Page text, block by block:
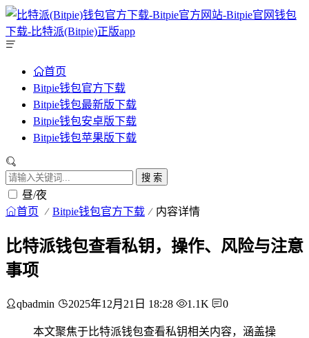
首页
Bitpie钱包官方下载
Bitpie钱包最新版下载
Bitpie钱包安卓版下载
Bitpie钱包苹果版下载
搜 索
昼/夜
首页 Bitpie钱包官方下载 内容详情
比特派钱包查看私钥，操作、风险与注意
事项
qbadmin 2025年12月21日 18:28 1.1K 0
本文聚焦于比特派钱包查看私钥相关内容，涵盖操